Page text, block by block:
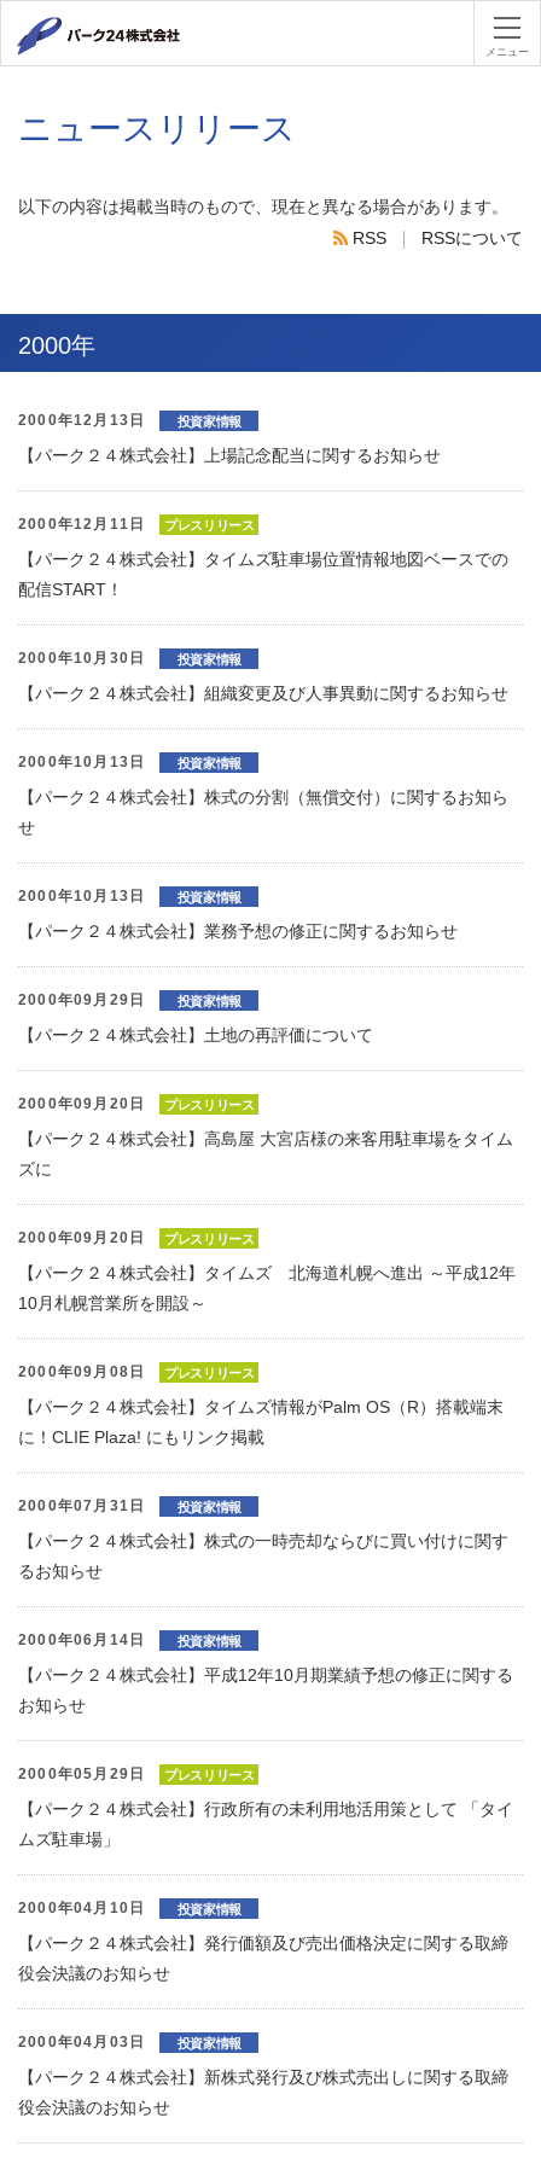
パーク２
メニュー
ニュースリリース
以下の内容は掲載当時のもので、現在と異なる場合があります。
RSS
RSS RSSについて
2000年
2000年12月13日 投資家情報
【パーク２４株式会社】上場記念配当に関するお知らせ
2000年12月11日 プレスリリース
【パーク２４株式会社】タイムズ駐車場位置情報地図ベースでの
配信START！
2000年10月30日 投資家情報
【パーク２４株式会社】組織変更及び人事異動に関するお知らせ
2000年10月13日 投資家情報
【パーク２４株式会社】株式の分割（無償交付）に関するお知ら
せ
2000年10月13日 投資家情報
【パーク２４株式会社】業務予想の修正に関するお知らせ
2000年09月29日 投資家情報
【パーク２４株式会社】土地の再評価について
2000年09月20日 プレスリリース
【パーク２４株式会社】高島屋 大宮店様の来客用駐車場をタイム
ズに
2000年09月20日 プレスリリース
【パーク２４株式会社】タイムズ 北海道札幌へ進出 ～平成12年
10月札幌営業所を開設～
2000年09月08日 プレスリリース
【パーク２４株式会社】タイムズ情報がPalm OS（R）搭載端末
に！CLIE Plaza! にもリンク掲載
2000年07月31日 投資家情報
【パーク２４株式会社】株式の一時売却ならびに買い付けに関す
るお知らせ
2000年06月14日 投資家情報
【パーク２４株式会社】平成12年10月期業績予想の修正に関する
お知らせ
2000年05月29日 プレスリリース
【パーク２４株式会社】行政所有の未利用地活用策として 「タイ
ムズ駐車場」
2000年04月10日 投資家情報
【パーク２４株式会社】発行価額及び売出価格決定に関する取締
役会決議のお知らせ
2000年04月03日 投資家情報
【パーク２４株式会社】新株式発行及び株式売出しに関する取締
役会決議のお知らせ